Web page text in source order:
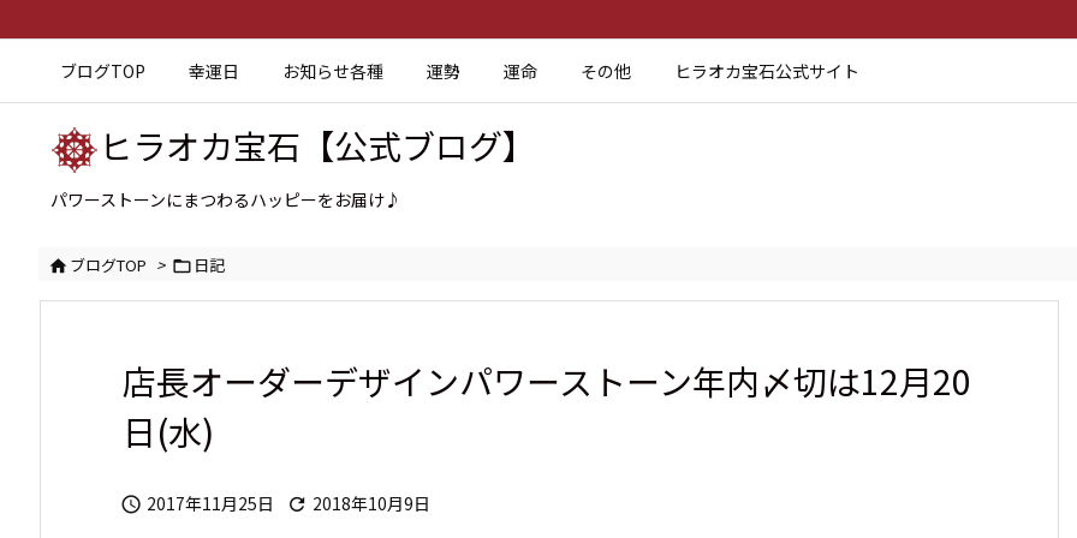
ブログTOP 幸運日 お知らせ各種 運勢 運命 その他 ヒラオカ宝石公式サイト
ヒラオカ宝石【公式ブログ】
パワーストーンにまつわるハッピーをお届け♪
ブログTOP >  日記
店長オーダーデザインパワーストーン年内〆切は12月20
日(水)
 2017年11月25日  2018年10月9日